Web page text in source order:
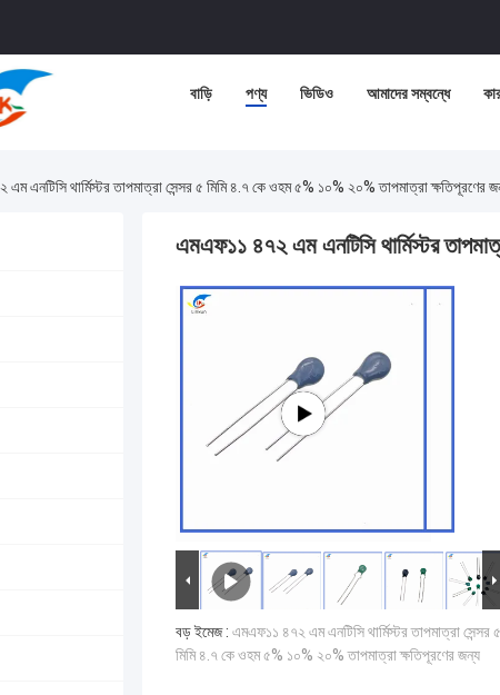
বাড়ি পণ্য ভিডিও আমাদের সম্বন্ধে
এনটিসি থার্মিস্টর তাপমাত্রা সেন্সর ৫ মিমি ৪.৭ কে ওহম ৫% ১০% ২০% তাপমাত্রা ক্ষতিপূরণের
এমএফ১১ ৪৭২ এম এনটিসি থার্মিস্টর
বড় ইমেজ : এমএফ১১ ৪৭২ এম এনটিসি থার্মিস্টর তাপমাত্রা সেন্সর ৫
মিমি ৪.৭ কে ওহম ৫% ১০% ২০% তাপমাত্রা ক্ষতিপূরণের জন্য